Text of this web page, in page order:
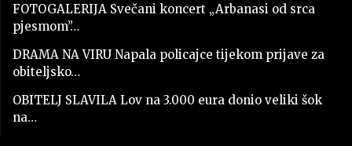
FOTOGALERIJA Svečani koncert „Arbanasi od srca
pjesmom”…
DRAMA NA VIRU Napala policajce tijekom prijave za
obiteljsko…
OBITELJ SLAVILA Lov na 3.000 eura donio veliki šok
na…